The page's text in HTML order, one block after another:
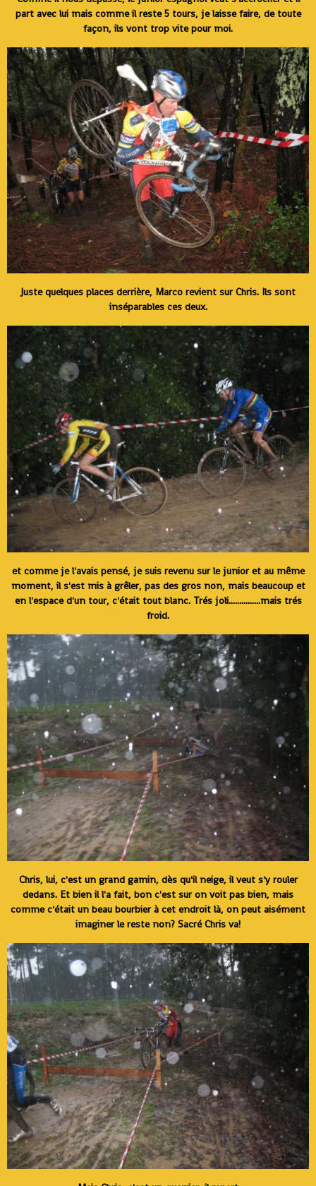
part avec lui mais comme il reste 5 tours, je laisse faire, de toute
façon, ils vont trop vite pour moi.
Juste quelques places derrière, Marco revient sur Chris. Ils sont
inséparables ces deux.
et comme je l'avais pensé, je suis revenu sur le junior et au même
moment, il s'est mis à grêler, pas des gros non, mais beaucoup et
en l'espace d'un tour, c'était tout blanc. Trés joli...............mais trés
froid.
Chris, lui, c'est un grand gamin, dès qu'il neige, il veut s'y rouler
dedans. Et bien il l'a fait, bon c'est sur on voit pas bien, mais
comme c'était un beau bourbier à cet endroit là, on peut aisément
imaginer le reste non? Sacré Chris va!